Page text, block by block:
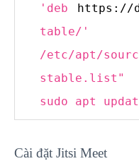
'deb https://
/etc/apt/
stable.list"
sudo apt
Cài đặt Jitsi Meet